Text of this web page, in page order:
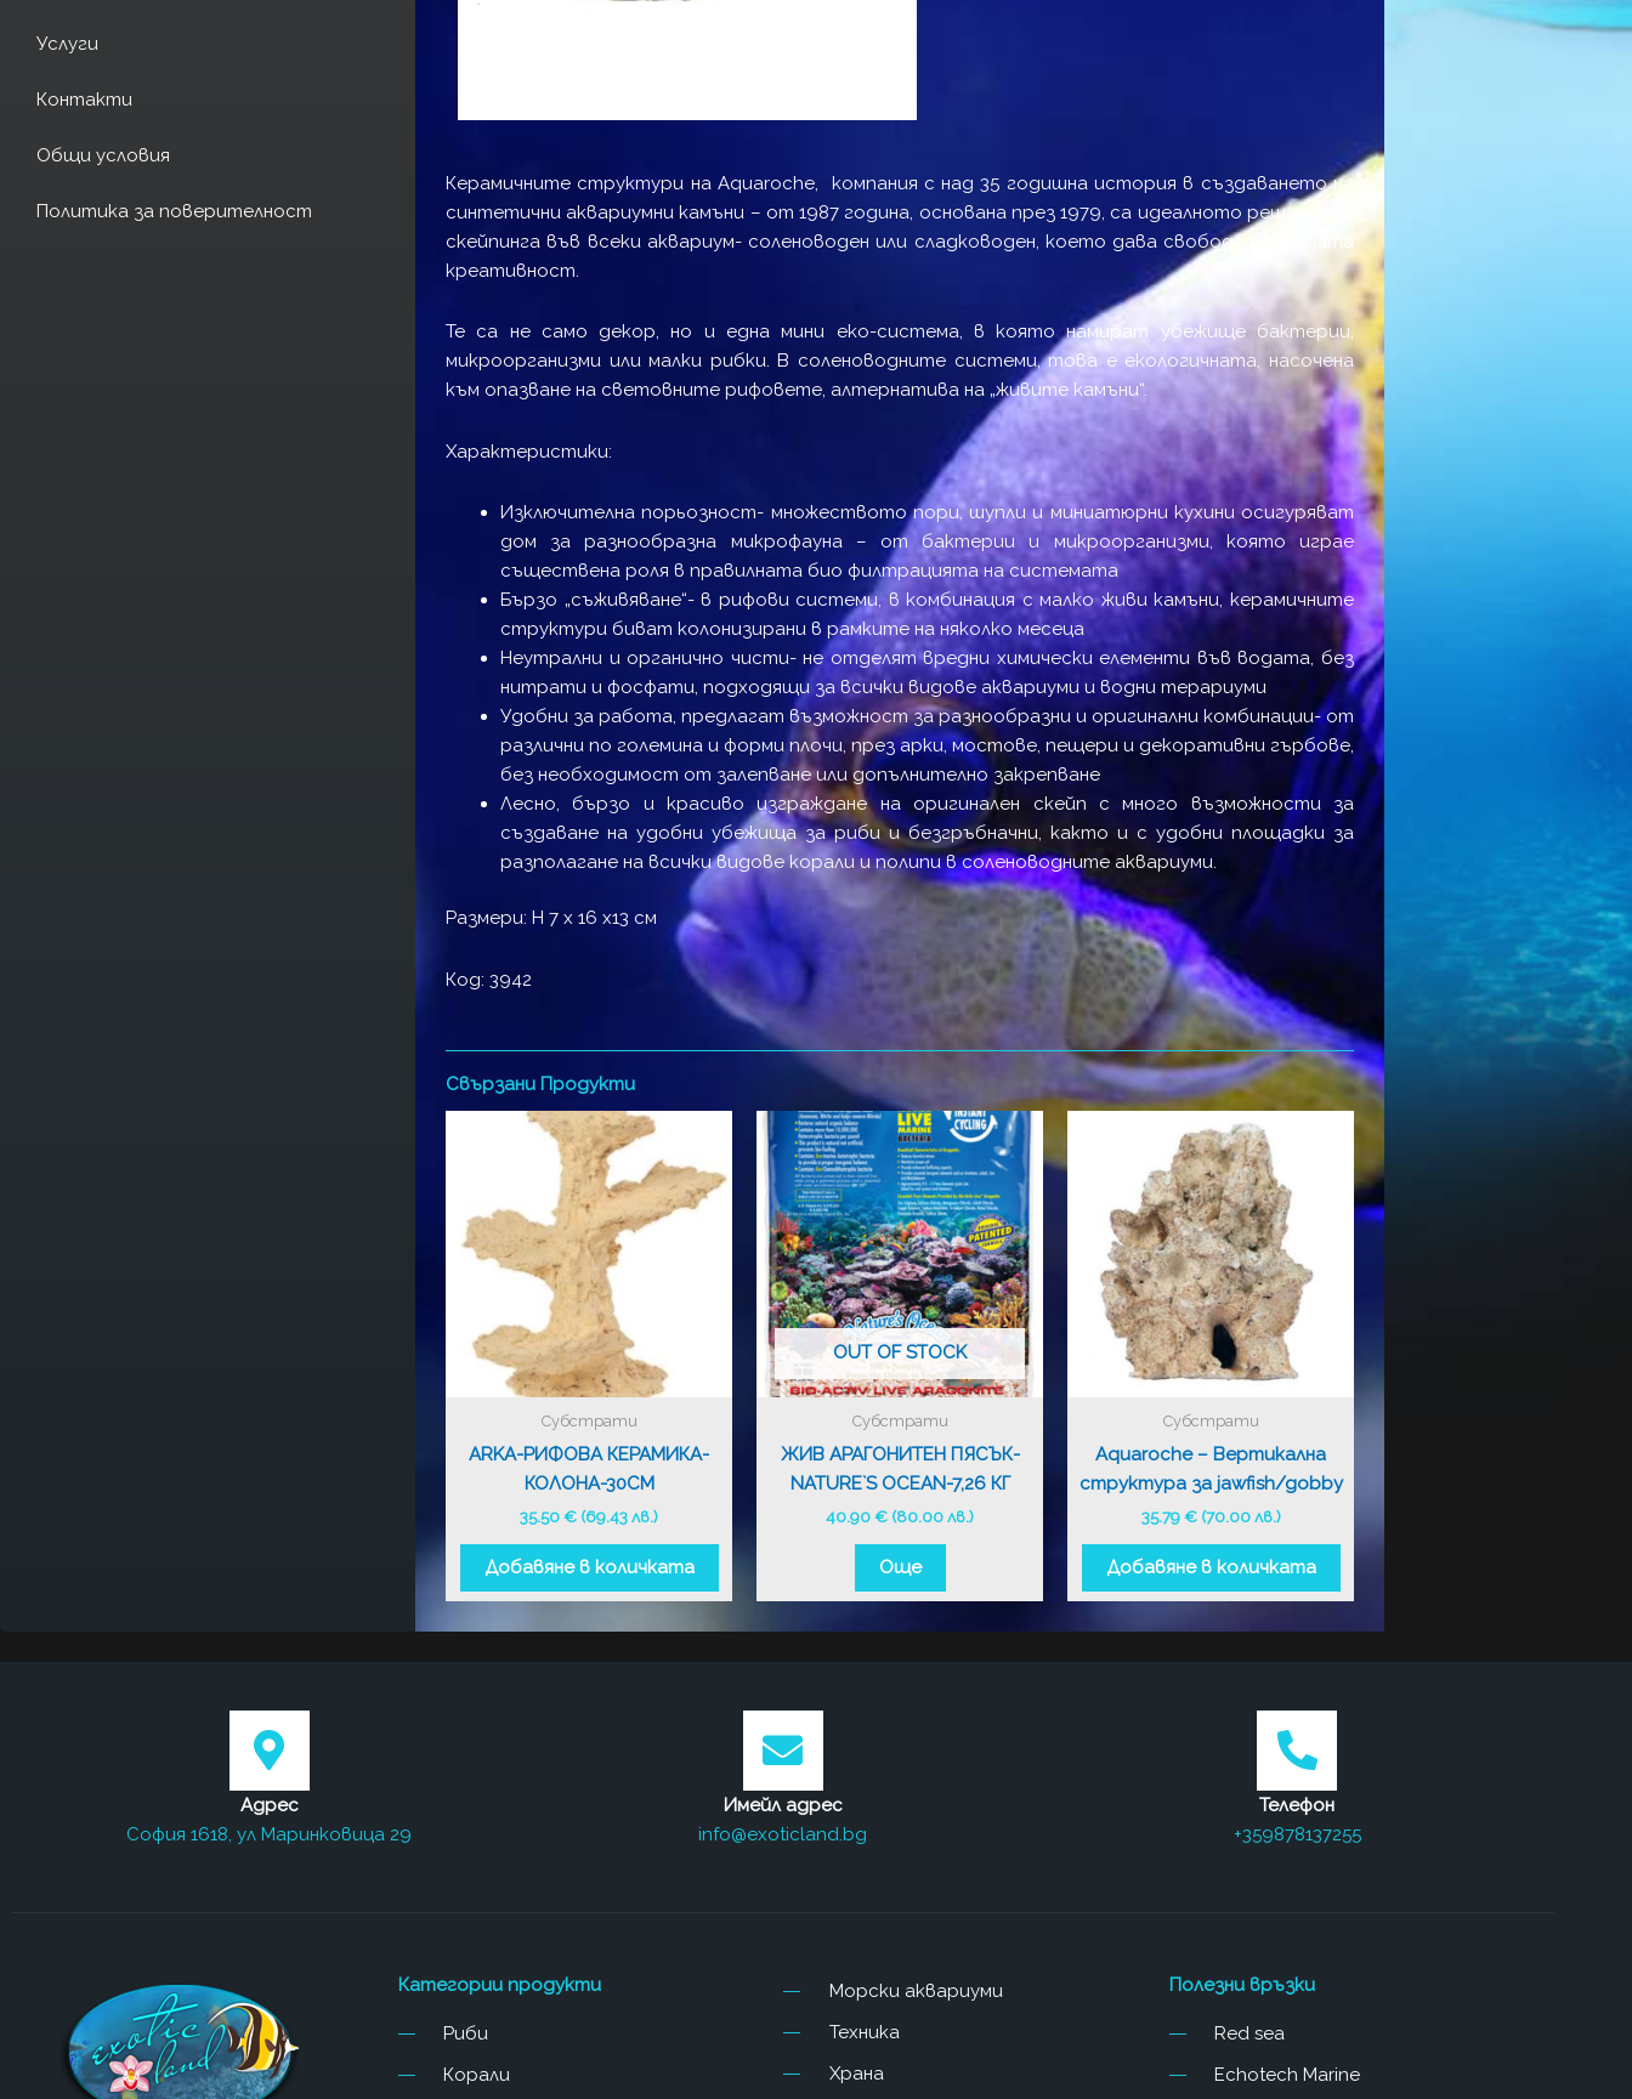
Услуги
Контакти
Общи условия
Политика за поверителност
Керамичните структури на Aquaroche, компания с над 35 годишна история в създаването на
синтетични аквариумни камъни – от 1987 година, основана през 1979, са идеалното решение за
скейпинга във всеки аквариум- соленоводен или сладководен, което дава свобода на вашата
креативност.
Те са не само декор, но и една мини еко-система, в която намират убежище бактерии,
микроорганизми или малки рибки. В соленоводните системи, това е екологичната, насочена
към опазване на световните рифовете, алтернатива на „живите камъни“.
Характеристики:
Изключителна порьозност- множеството пори, шупли и миниатюрни кухини осигуряват
дом за разнообразна микрофауна – от бактерии и микроорганизми, която играе
съществена роля в правилната био филтрацията на системата
Бързо „съживяване“- в рифови системи, в комбинация с малко живи камъни, керамичните
структури биват колонизирани в рамките на няколко месеца
Неутрални и органично чисти- не отделят вредни химически елементи във водата, без
нитрати и фосфати, подходящи за всички видове аквариуми и водни терариуми
Удобни за работа, предлагат възможност за разнообразни и оригинални комбинации- от
различни по големина и форми плочи, през арки, мостове, пещери и декоративни гърбове,
без необходимост от залепване или допълнително закрепване
Лесно, бързо и красиво изграждане на оригинален скейп с много възможности за
създаване на удобни убежища за риби и безгръбначни, както и с удобни площадки за
разполагане на всички видове корали и полипи в соленоводните аквариуми.
Размери: Н 7 х 16 х13 см
Код: 3942
Свързани Продукти
Субстрати
ARKA-РИФОВА КЕРАМИКА-
КОЛОНА-30СМ
35.50€ (69.43 лв.)
Добавяне в количката
OUT OF STOCK
Субстрати
ЖИВ АРАГОНИТЕН ПЯСЪК-
NATURE`S OCEAN-7,26 КГ
40.90€ (80.00 лв.)
Още
Субстрати
Aquaroche – Вертикална
структура за jawfish/gobby
35.79€ (70.00 лв.)
Добавяне в количката
Адрес
София 1618, ул Маринковица 29
Имейл адрес
info@exoticland.bg
Телефон
+359878137255
Категории продукти
Риби
Корали
Морски аквариуми
Техника
Храна
Полезни връзки
Red sea
Echotech Marine